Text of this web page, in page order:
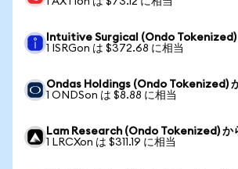
Intuitive Surgical (Ondo Tokenized)
1 ISRGon は $372.68 に相当
Ondas Holdings (Ondo Tokenized)
1 ONDSon は $8.88 に相当
Lam Research (Ondo Tokenized) か
1 LRCXon は $311.19 に相当